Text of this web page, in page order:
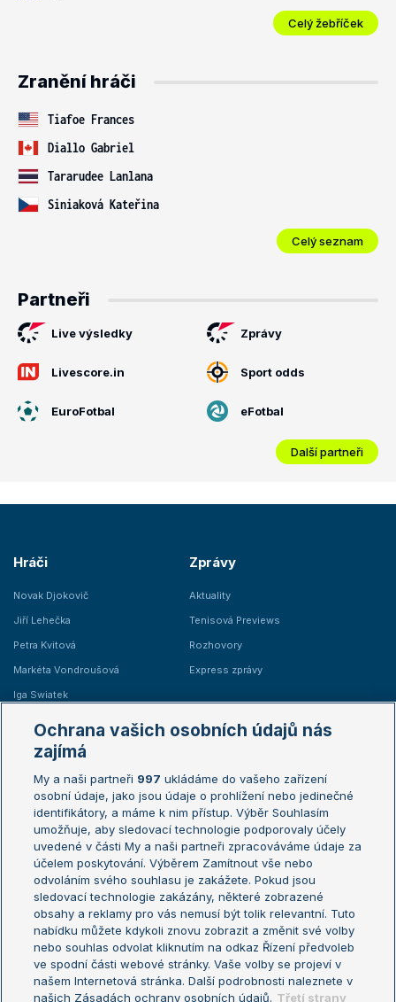
Celý žebříček
Zranění hráči
Tiafoe Frances
Diallo Gabriel
Tararudee Lanlana
Siniaková Kateřina
Celý seznam
Partneři
Live výsledky Zprávy
Livescore.in Sport odds
EuroFotbal eFotbal
Další partneři
Hráči
Novak Djokovič
Jiří Lehečka
Petra Kvitová
Markéta Vondroušová
Iga Swiatek
Zprávy
Aktuality
Tenisová Previews
Rozhovory
Express zprávy
Žebříčky
Žebříček ATP (muži)
Žebříček WTA (ženy)
Sázkařský žebříček
Australian Open
French Open
Wimbledon
US Open
Turnaj mistrů
Turnaj mistryň
Aktualní trendy
Fotbalové přestupy
Livesport Daily
Ochrana vašich osobních údajů nás
zajímá
My a naši partneři 997 ukládáme do vašeho zařízení
osobní údaje, jako jsou údaje o prohlížení nebo jedinečné
identifikátory, a máme k nim přístup. Výběr Souhlasím
umožňuje, aby sledovací technologie podporovaly účely
uvedené v části My a naši partneři zpracováváme údaje za
účelem poskytování. Výběrem Zamítnout vše nebo
odvoláním svého souhlasu je zakážete. Pokud jsou
sledovací technologie zakázány, některé zobrazené
obsahy a reklamy pro vás nemusí být tolik relevantní. Tuto
nabídku můžete kdykoli znovu zobrazit a změnit své volby
nebo souhlas odvolat kliknutím na odkaz Řízení předvoleb
ve spodní části webové stránky. Vaše volby se projeví v
našem Internetová stránka. Další podrobnosti naleznete v
našich Zásadách ochrany osobních údajů. Třetí strany